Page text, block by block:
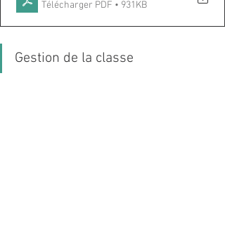
Télécharger PDF • 931KB
Gestion de la classe